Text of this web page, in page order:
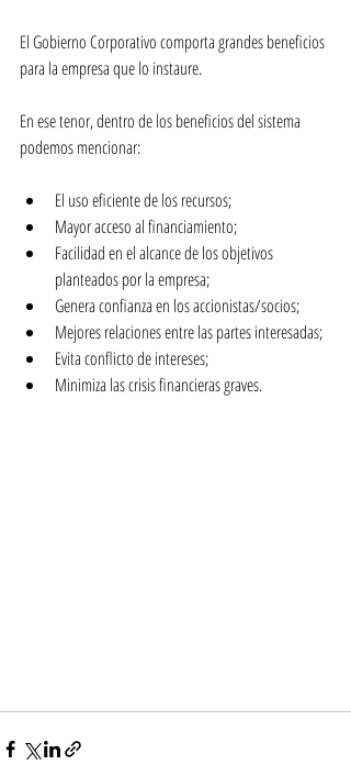
El Gobierno Corporativo comporta grandes beneficios
para la empresa que lo instaure.
En ese tenor, dentro de los beneficios del sistema
podemos mencionar:
El uso eficiente de los recursos;
Mayor acceso al financiamiento;
Facilidad en el alcance de los objetivos
planteados por la empresa;
Genera confianza en los accionistas/socios;
Mejores relaciones entre las partes interesadas;
Evita conflicto de intereses;
Minimiza las crisis financieras graves.